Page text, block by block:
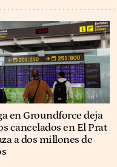
en Groundforce deja
cancelados en El Prat
a dos millones de